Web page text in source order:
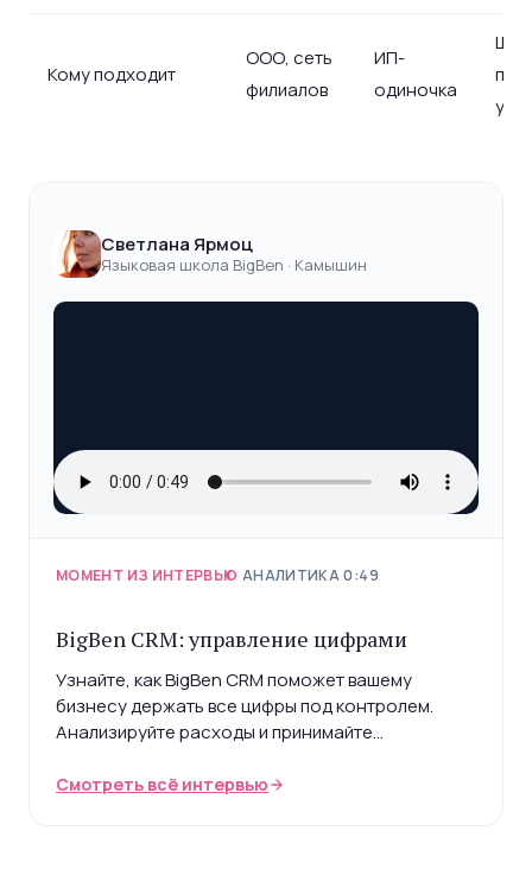
Кому подходит
ООО, сеть
филиалов
ИП-
одиночка
Светлана Ярмоц
Языковая школа BigBen · Камышин
МОМЕНТ ИЗ ИНТЕРВЬЮ·АНАЛИТИКА·0:49
BigBen CRM: управление цифрами
Узнайте, как BigBen CRM поможет вашему
бизнесу держать все цифры под контролем.
Анализируйте расходы и принимайте
Смотреть всё интервью